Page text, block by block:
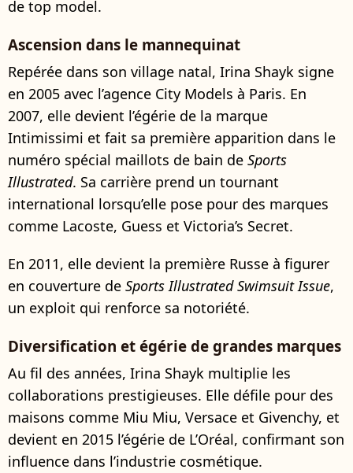
de top model.
Ascension dans le mannequinat
Repérée dans son village natal, Irina Shayk signe
en 2005 avec l’agence City Models à Paris. En
2007, elle devient l’égérie de la marque
Intimissimi et fait sa première apparition dans le
numéro spécial maillots de bain de Sports
Illustrated. Sa carrière prend un tournant
international lorsqu’elle pose pour des marques
comme Lacoste, Guess et Victoria’s Secret.
En 2011, elle devient la première Russe à figurer
en couverture de Sports Illustrated Swimsuit Issue,
un exploit qui renforce sa notoriété.
Diversification et égérie de grandes marques
Au fil des années, Irina Shayk multiplie les
collaborations prestigieuses. Elle défile pour des
maisons comme Miu Miu, Versace et Givenchy, et
devient en 2015 l’égérie de L’Oréal, confirmant son
influence dans l’industrie cosmétique.